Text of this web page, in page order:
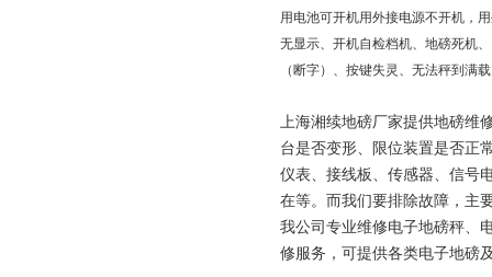
用电池可开机用外接电源不开机，
无显示、开机自检档机、地磅死机
（断字）、按键失灵、无法秤到满
上海湘续地磅厂家提供地磅维
台是否变形、限位装置是否正
仪表、接线板、传感器、信号
在等。而我们要排除故障，主
我公司专业维修电子地磅秤、
修服务，可提供各类电子地磅